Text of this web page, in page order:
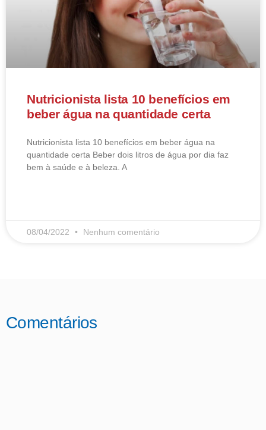
Nutricionista lista 10 benefícios em
beber água na quantidade certa
Nutricionista lista 10 benefícios em beber água na
quantidade certa Beber dois litros de água por dia faz
bem à saúde e à beleza. A
08/04/2022 Nenhum comentário
Comentários